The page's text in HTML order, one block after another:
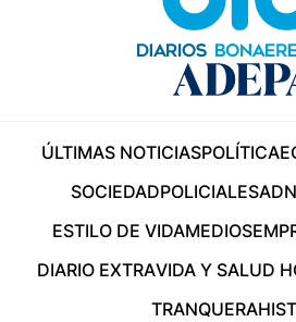
ÚLTIMAS NOTICIASPOLÍTICA
SOCIEDADPOLICIALES
ESTILO DE VIDAMEDIOS
DIARIO EXTRAVIDA Y SALUD
TRANQUERA